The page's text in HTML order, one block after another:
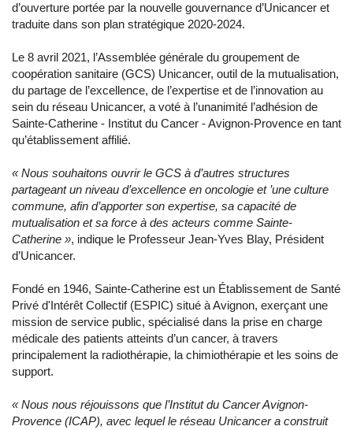
d’ouverture portée par la nouvelle gouvernance d’Unicancer et
traduite dans son plan stratégique 2020-2024.
Le 8 avril 2021, l’Assemblée générale du groupement de
coopération sanitaire (GCS) Unicancer, outil de la mutualisation,
du partage de l’excellence, de l’expertise et de l’innovation au
sein du réseau Unicancer, a voté à l’unanimité l’adhésion de
Sainte-Catherine - Institut du Cancer - Avignon-Provence en tant
qu’établissement affilié.
« Nous souhaitons ouvrir le GCS à d’autres structures
partageant un niveau d’excellence en oncologie et ’une culture
commune, afin d’apporter son expertise, sa capacité de
mutualisation et sa force à des acteurs comme Sainte-
Catherine », indique le Professeur Jean-Yves Blay, Président
d’Unicancer.
Fondé en 1946, Sainte-Catherine est un Établissement de Santé
Privé d'Intérêt Collectif (ESPIC) situé à Avignon, exerçant une
mission de service public, spécialisé dans la prise en charge
médicale des patients atteints d’un cancer, à travers
principalement la radiothérapie, la chimiothérapie et les soins de
support.
« Nous nous réjouissons que l’Institut du Cancer Avignon-
Provence (ICAP), avec lequel le réseau Unicancer a construit